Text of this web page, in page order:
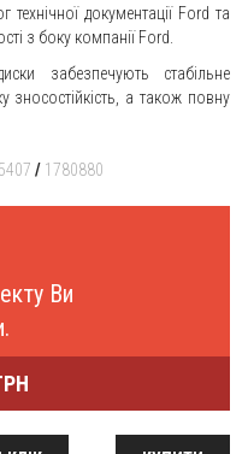
документації Ford та
з боку компанії Ford.
забезпечують стабільне
а також повну
/ 1780880
Ви